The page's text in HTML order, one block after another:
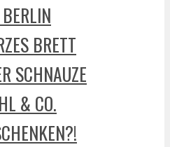
BRETT
SCHNAUZE
& CO.